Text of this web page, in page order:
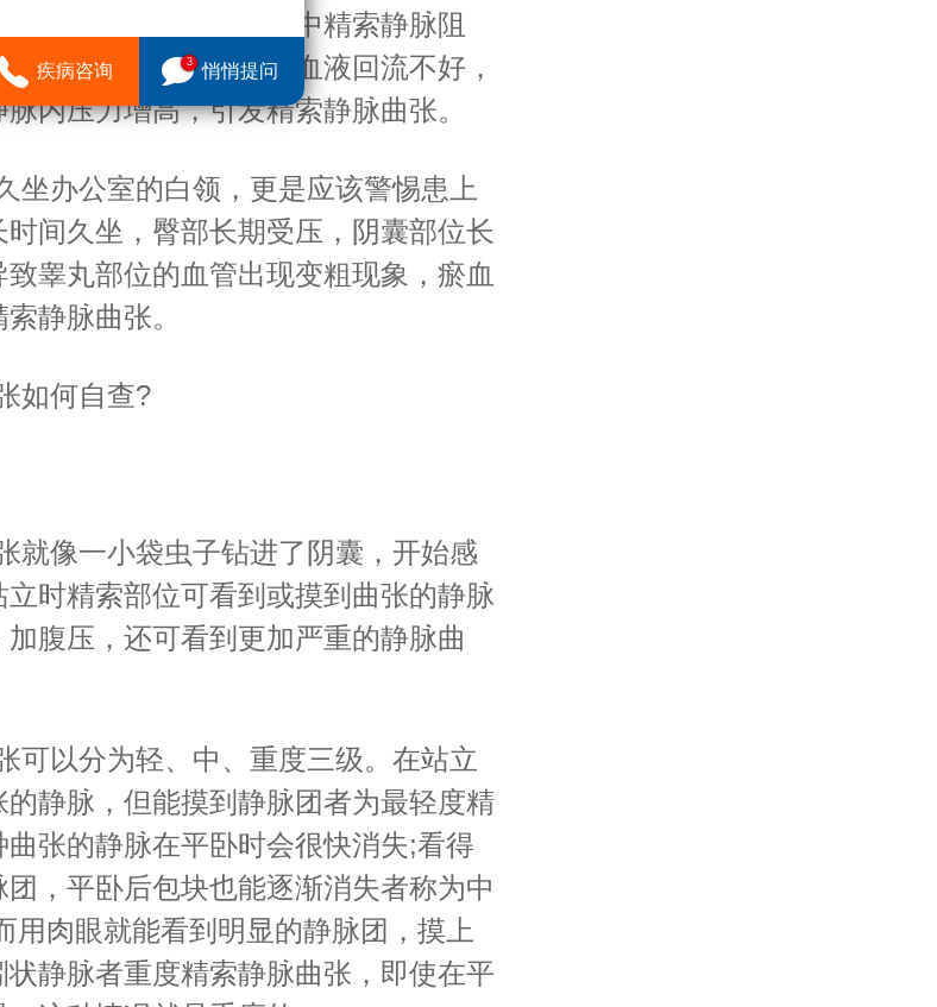
，所以极易导致阴囊中精索静脉阻
，当然也会睾丸静脉血液回流不好，
内压力增高，引发精索静脉曲张。
办公室的白领，更是应该警惕患上
间久坐，臀部长期受压，阴囊部位长
睾丸部位的血管出现变粗现象，瘀血
静脉曲张。
如何自查?
像一小袋虫子钻进了阴囊，开始感
时精索部位可看到或摸到曲张的静脉
腹压，还可看到更加严重的静脉曲
以分为轻、中、重度三级。在站立
的静脉，但能摸到静脉团者为最轻度精
张的静脉在平卧时会很快消失;看得
，平卧后包块也能逐渐消失者称为中
用肉眼就能看到明显的静脉团，摸上
静脉者重度精索静脉曲张，即使在平
疾病咨询 3 悄悄提问